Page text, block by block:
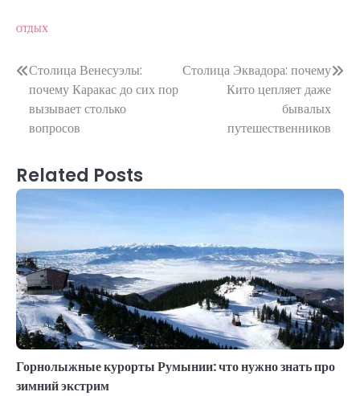
ОТДЫХ
Post
navigation
Столица Венесуэлы:
почему Каракас до сих пор
вызывает столько
вопросов
Столица Эквадора: почему
Кито цепляет даже
бывалых
путешественников
Related Posts
Горнолыжные курорты Румынии: что нужно знать про
зимний экстрим